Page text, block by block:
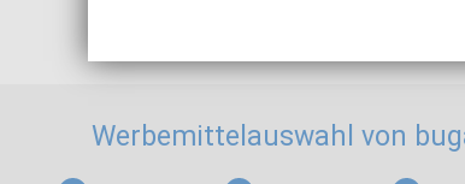
Werbemittelauswahl von